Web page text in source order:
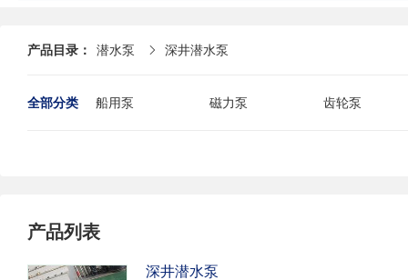
产品目录： 潜水泵  深井潜水泵
全部分类 船用泵 磁力泵
齿轮泵
直流泵
压滤泵
阀门
产品列表
深井潜水泵